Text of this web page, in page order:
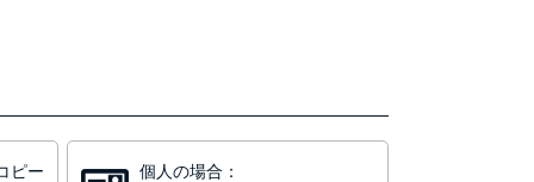
ピー
個人の場合：